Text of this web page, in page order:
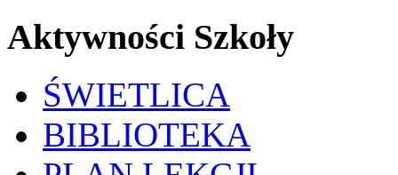
Aktywności Szkoły
ŚWIETLICA
BIBLIOTEKA